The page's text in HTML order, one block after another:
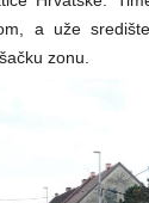
a uže
zonu.